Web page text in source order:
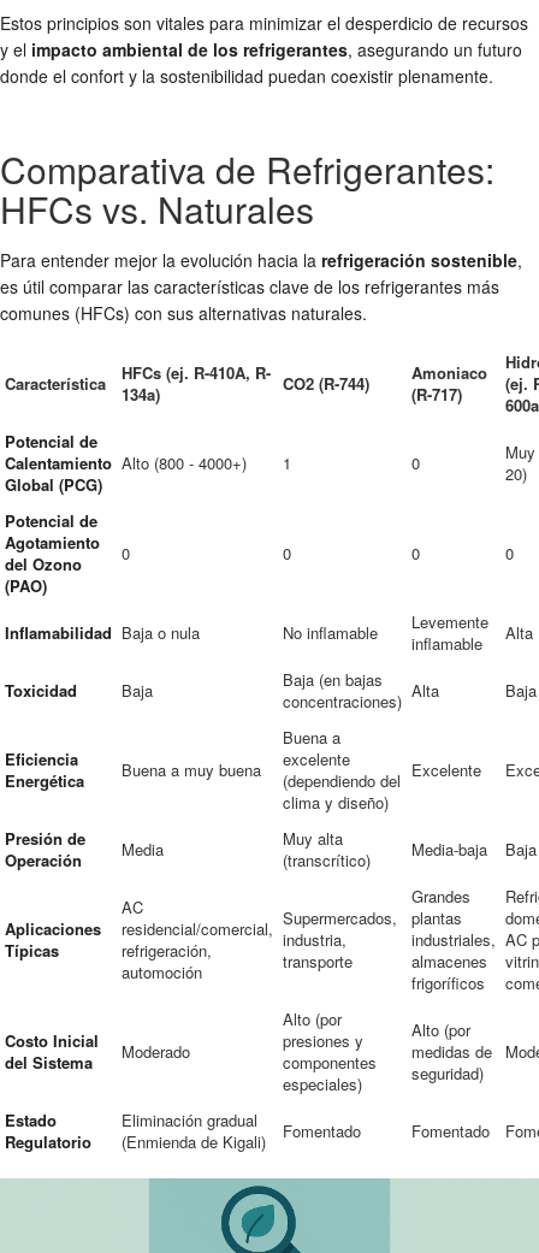
Estos principios son vitales para minimizar el desperdicio de recursos
y el impacto ambiental de los refrigerantes, asegurando un futuro
donde el confort y la sostenibilidad puedan coexistir plenamente.
Comparativa de Refrigerantes:
HFCs vs. Naturales
Para entender mejor la evolución hacia la refrigeración sostenible,
es útil comparar las características clave de los refrigerantes más
comunes (HFCs) con sus alternativas naturales.
Característica
HFCs (ej. R-410A, R-
134a)
CO2 (R-744)
Amoniaco
(R-717)
(ej.
Potencial de
Calentamiento
Global (PCG)
Alto (800 - 4000+) 1 0
20)
Potencial de
Agotamiento
del Ozono
(PAO)
0 0 0 0
Inflamabilidad Baja o nula No inflamable
Levemente
inflamable
Alta
Toxicidad Baja
Baja (en bajas
concentraciones) Alta Baja
Eficiencia
Energética
Buena a muy buena
Buena a
excelente
(dependiendo del
clima y diseño)
Excelente
Presión de
Operación
Media
Muy alta
(transcrítico)
Media-baja Baja
Aplicaciones
Típicas
AC
residencial/comercial,
refrigeración,
automoción
Supermercados,
industria,
transporte
Grandes
plantas
industriales,
almacenes
frigoríficos
AC
Costo Inicial
del Sistema
Moderado
Alto (por
presiones y
componentes
especiales)
Alto (por
medidas de
seguridad)
Estado
Regulatorio
Eliminación gradual
(Enmienda de Kigali)
Fomentado Fomentado